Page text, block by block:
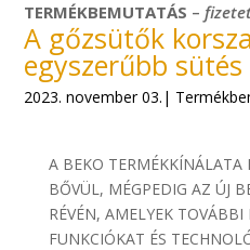
TERMÉKBEMUTATÁS –
A gőzsütők
egyszerűbb
2023. november 03.|
A BEKO TERMÉKKÍNÁLATA
BŐVÜL, MÉGPEDIG AZ ÚJ
RÉVÉN, AMELYEK
FUNKCIÓKAT ÉS